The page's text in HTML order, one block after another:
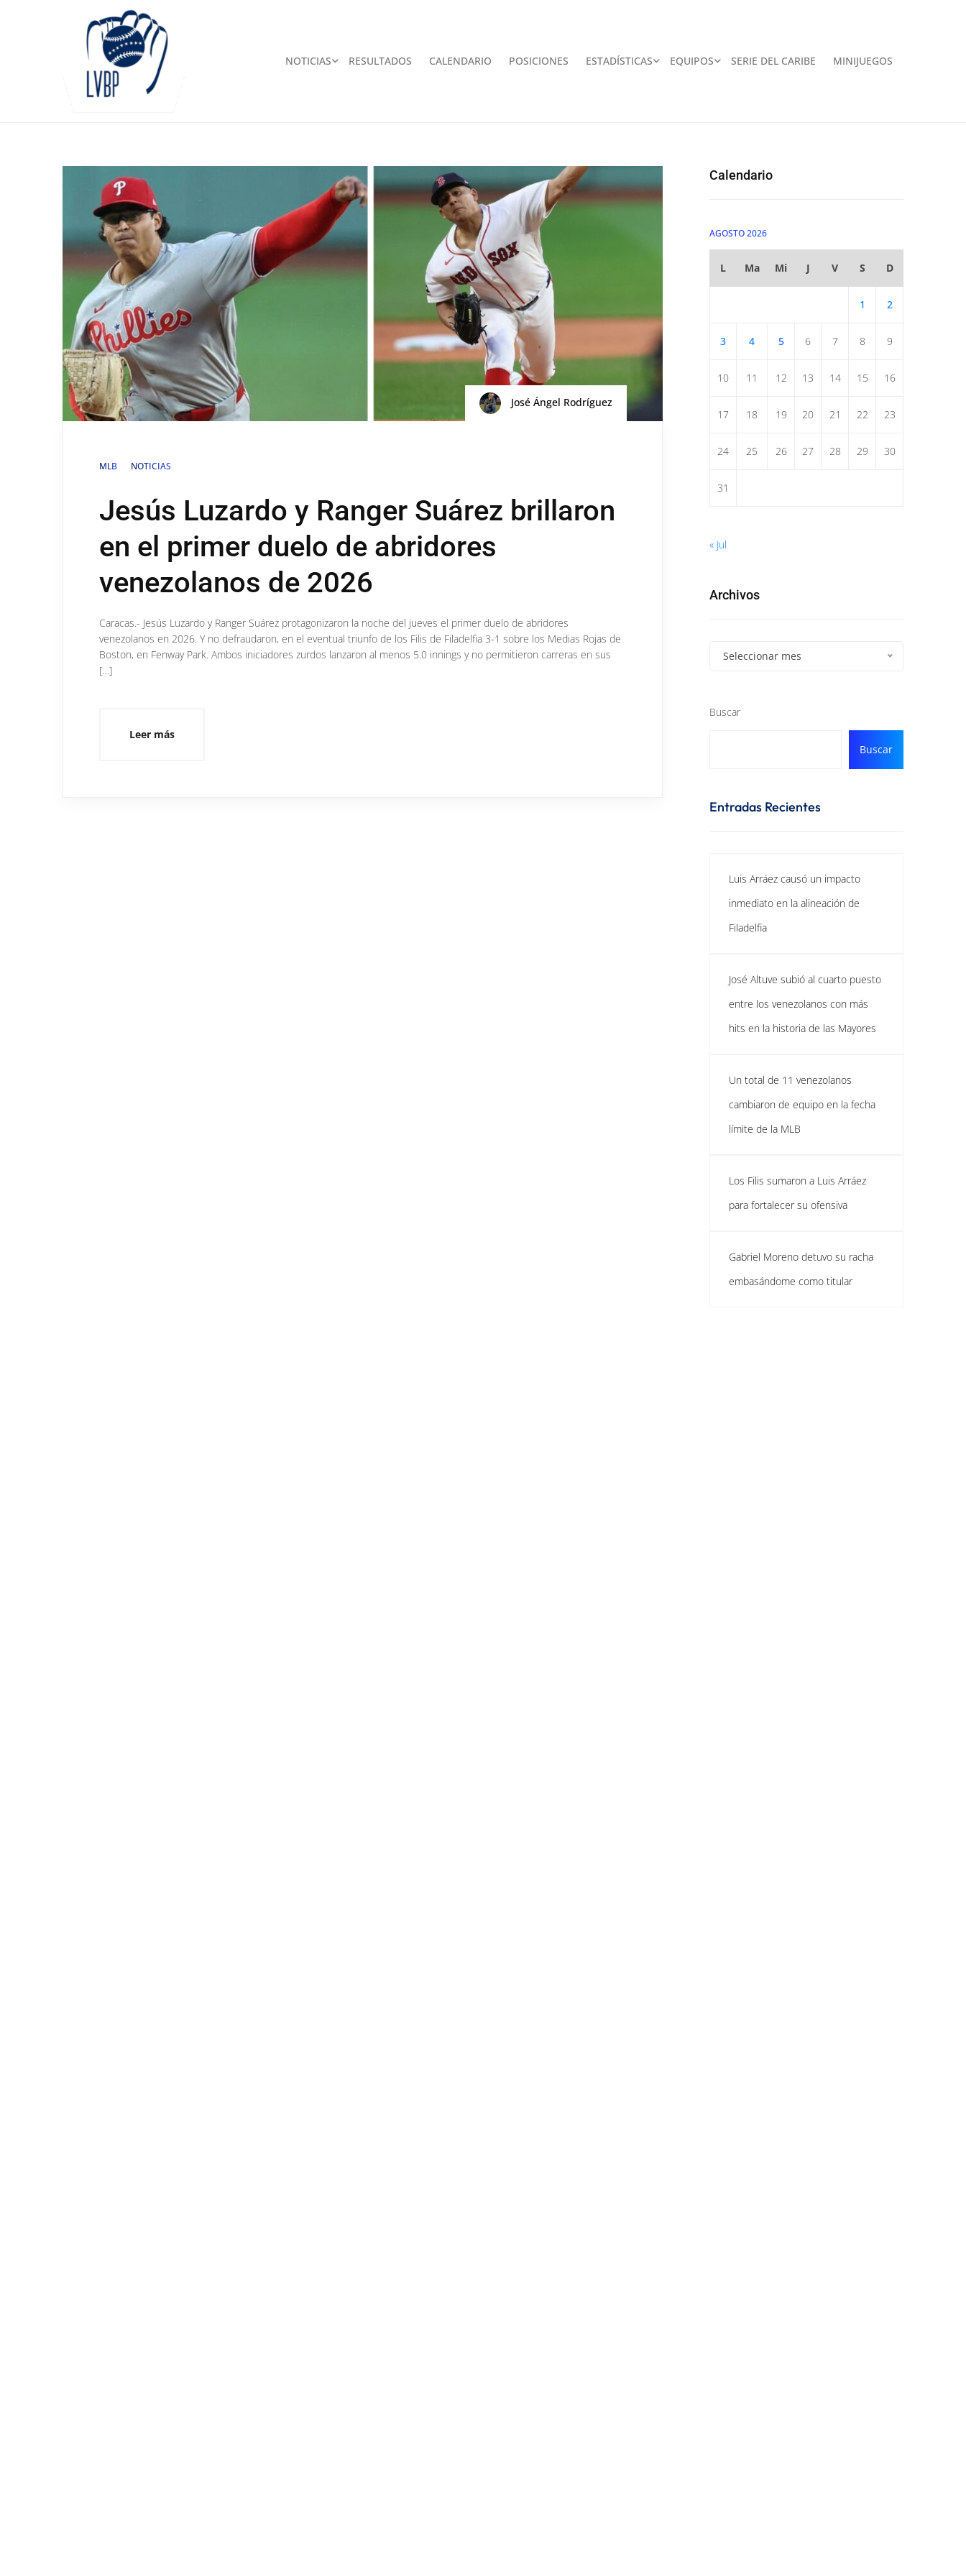
NOTICIAS RESULTADOS CALENDARIO POSICIONES ESTADÍSTICAS EQUIPOS SERIE DEL CARIBE MINIJUEGOS
José Ángel Rodríguez
MLB NOTICIAS
Jesús Luzardo y Ranger Suárez brillaron
en el primer duelo de abridores
venezolanos de 2026
Caracas.- Jesús Luzardo y Ranger Suárez protagonizaron la noche del jueves el primer duelo de abridores
venezolanos en 2026. Y no defraudaron, en el eventual triunfo de los Filis de Filadelfia 3-1 sobre los Medias Rojas de
Boston, en Fenway Park. Ambos iniciadores zurdos lanzaron al menos 5.0 innings y no permitieron carreras en sus
[…]
Leer más
Calendario
AGOSTO 2026
L Ma Mi J V S D
1 2
3 4 5 6 7 8 9
10 11 12 13 14 15 16
17 18 19 20 21 22 23
24 25 26 27 28 29 30
31
« Jul
Archivos
Seleccionar mes
Buscar
Buscar
Entradas Recientes
Luis Arráez causó un impacto
inmediato en la alineación de
Filadelfia
José Altuve subió al cuarto puesto
entre los venezolanos con más
hits en la historia de las Mayores
Un total de 11 venezolanos
cambiaron de equipo en la fecha
límite de la MLB
Los Filis sumaron a Luis Arráez
para fortalecer su ofensiva
Gabriel Moreno detuvo su racha
embasándome como titular